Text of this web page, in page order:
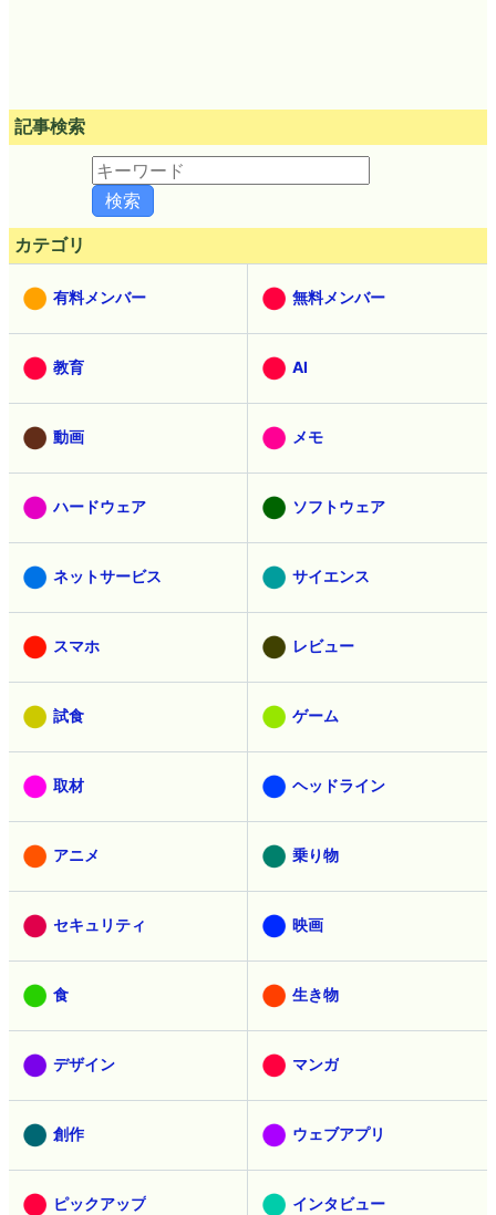
記事検索
カテゴリ
有料メンバー 無料メンバー
教育 AI
動画 メモ
ハードウェア ソフトウェア
ネットサービス サイエンス
スマホ レビュー
試食 ゲーム
取材 ヘッドライン
アニメ 乗り物
セキュリティ 映画
食 生き物
デザイン マンガ
創作 ウェブアプリ
ピックアップ インタビュー